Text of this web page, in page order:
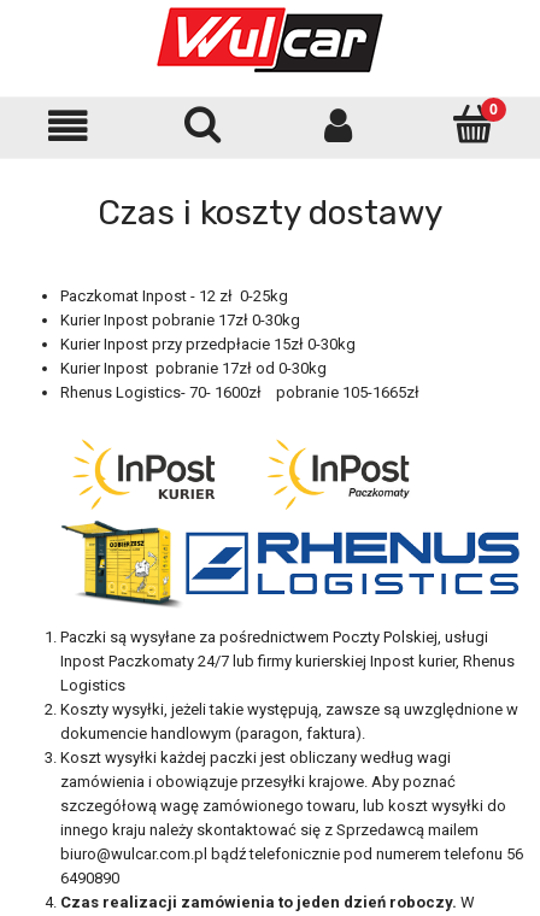
Czas i koszty dostawy
Paczkomat Inpost - 12 zł 0-25kg
Kurier Inpost pobranie 17zł 0-30kg
Kurier Inpost przy przedpłacie 15zł 0-30kg
Kurier Inpost pobranie 17zł od 0-30kg
Rhenus Logistics- 70- 1600zł pobranie 105-1665zł
Paczki są wysyłane za pośrednictwem Poczty Polskiej, usługi
Inpost Paczkomaty 24/7 lub firmy kurierskiej Inpost kurier, Rhenus
Logistics
Koszty wysyłki, jeżeli takie występują, zawsze są uwzględnione w
dokumencie handlowym (paragon, faktura).
Koszt wysyłki każdej paczki jest obliczany według wagi
zamówienia i obowiązuje przesyłki krajowe. Aby poznać
szczegółową wagę zamówionego towaru, lub koszt wysyłki do
innego kraju należy skontaktować się z Sprzedawcą mailem
biuro@wulcar.com.pl bądź telefonicznie pod numerem telefonu 56
6490890
Czas realizacji zamówienia to jeden dzień roboczy. W